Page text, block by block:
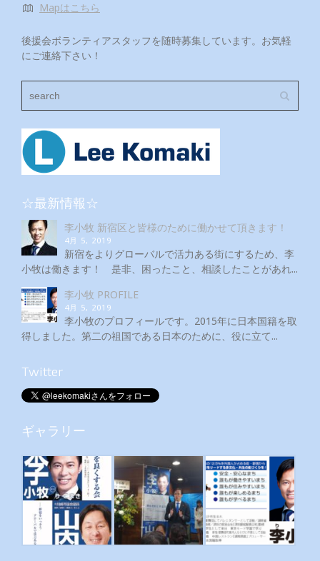
Mapはこちら
後援会ボランティアスタッフを随時募集しています。お気軽
にご連絡下さい！
☆最新情報☆
李小牧 新宿区と皆様のために働かせて頂きます！
4月 5, 2019
新宿をよりグローバルで活力ある街にするため、李
小牧は働きます！ 是非、困ったこと、相談したことがあれ...
李小牧 PROFILE
4月 5, 2019
李小牧のプロフィールです。2015年に日本国籍を取
得しました。第二の祖国である日本のために、役に立て...
Twitter
ギャラリー